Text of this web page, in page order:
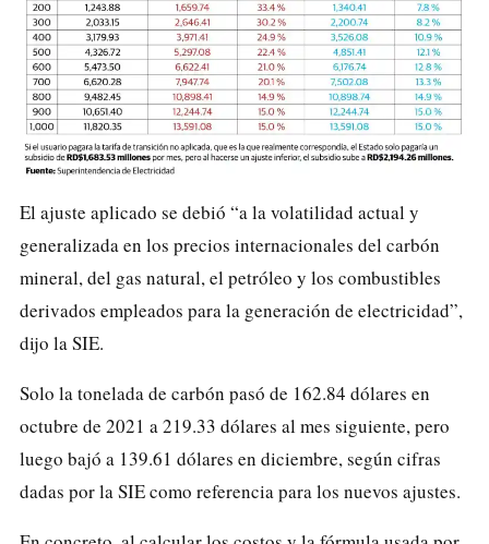
El ajuste aplicado se debió “a la volatilidad actual y
generalizada en los precios internacionales del carbón
mineral, del gas natural, el petróleo y los combustibles
derivados empleados para la generación de electricidad”,
dijo la SIE.
Solo la tonelada de carbón pasó de 162.84 dólares en
octubre de 2021 a 219.33 dólares al mes siguiente, pero
luego bajó a 139.61 dólares en diciembre, según cifras
dadas por la SIE como referencia para los nuevos ajustes.